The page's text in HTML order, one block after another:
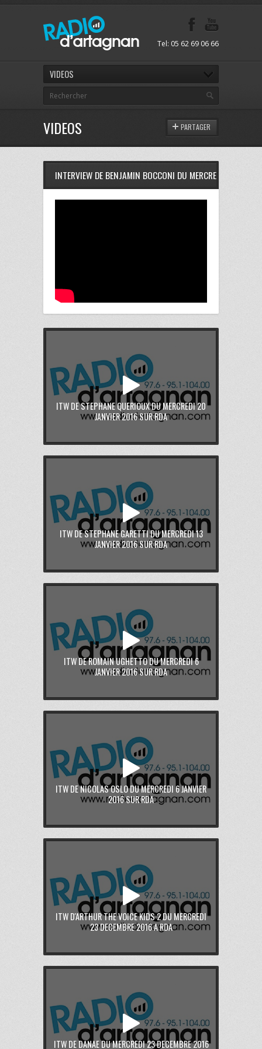
Tel: 05 62 69 06 66
VIDEOS
VIDEOS PARTAGER
INTERVIEW DE BENJAMIN BOCCONI DU MERCREDI 22
ITW DE STEPHANE QUERIOUX DU MERCREDI 20
JANVIER 2016 SUR RDA
ITW DE STEPHANE GARETTI DU MERCREDI 13
JANVIER 2016 SUR RDA
ITW DE ROMAIN UGHETTO DU MERCREDI 6
JANVIER 2016 SUR RDA
ITW DE NICOLAS OSLO DU MERCREDI 6 JANVIER
2016 SUR RDA
ITW D'ARTHUR THE VOICE KIDS 2 DU MERCREDI
23 DECEMBRE 2016 A RDA
ITW DE DANAE DU MERCREDI 23 DECEMBRE 2016